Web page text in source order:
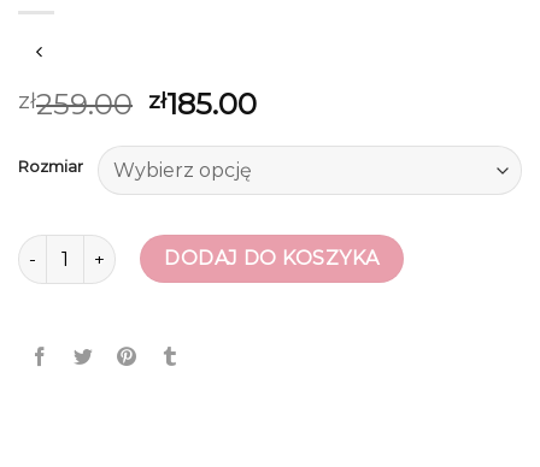
zł259.00 zł185.00
Rozmiar
ilość tenisowki damskieDODAJ DO KOSZYKA